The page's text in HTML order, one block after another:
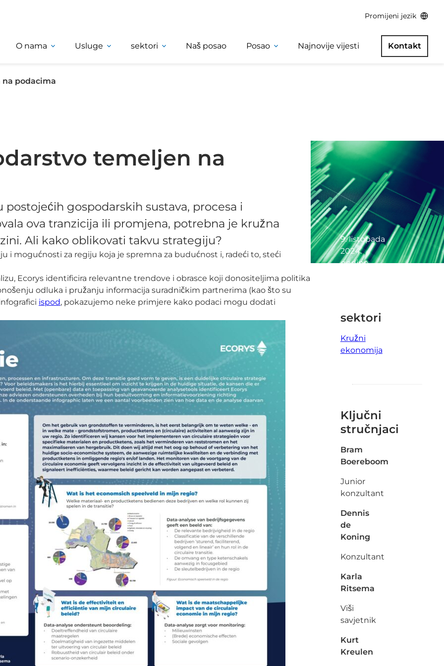
Promijeni jezik
O nama Usluge sektori Naš posao Posao Najnovije vijesti Kontakt
podacima
temeljen na
gospodarskih sustava, procesa i
ova tranzicija ili promjena, potrebna je kružna
Ali kako oblikovati takvu strategiju?
mogućnosti za regiju koja je spremna za budućnost i, radeći to, steći
Ecorys identificira relevantne trendove i obrasce koji donositeljima politika
odluka i pružanju informacija suradničkim partnerima (kao što su
ispod, pokazujemo neke primjere kako podaci mogu dodati
9. listopada
2024.
godine
sektori
Kružni
ekonomija
Ključni
stručnjaci
Bram
Boereboom
Junior
konzultant
Dennis
de
Koning
Konzultant
Karla
Ritsema
Viši
savjetnik
Kurt
Kreulen